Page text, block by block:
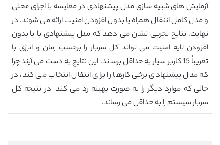
آزمایش های شبیه سازی مدل پیشنهادی در مقایسه با اجرای محلی
و مدل کامل انتقال همراه یا بدون افزودن امنیت ارائه می شوند. در
نهایت، نتایج تجربی نشان می دهد که مدل پیشنهادی با یا بدون
افزودن لایه امنیت می تواند کل سربار را برحسب زمان و انرژی با
تقریباً 15 کاربر سیار به حداقل برساند. این نتایج به دست می آیند چرا
که مدل پیشنهادی برخی کارها را برای انتقال انتخاب می کند، در
حالی که موارد دیگر را به صورت بهینه رد می کند، در نتیجه کل
سربار سیستم را به حداقل می رساند.